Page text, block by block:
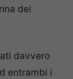
dei
davvero
entrambi i